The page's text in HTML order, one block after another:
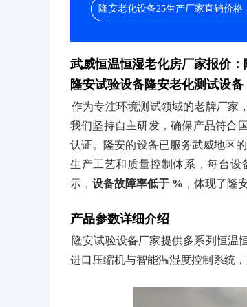
隆安老化设备25生产厂家直销价
武威恒温恒湿老化房厂家报价
隆安试验设备隆安老化测试设备
作为专注环境测试领域的老牌厂家
我们坚持自主研发，确保产品符合
认证。隆安的设备已服务武威地区
生产工艺和质量控制体系，每台设
示， 设备故障率低于 % ，体现了隆
产品参数详细介绍
隆安试验设备厂家提供多系列恒温
进口压缩机与智能温湿度控制系统